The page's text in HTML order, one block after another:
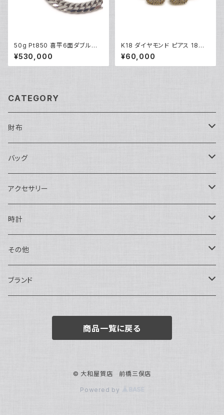
50g Pt850 喜平6面ダブルネッ
クレス プラチナ ネックレスチェ
ーン Y05262
¥530,000
K18 ダイヤモンド ピアス 18金
フックピアス Y05252
¥60,000
CATEGORY
財布
長財布
二つ折り
バッグ
ショルダーバッグ・ボディバッグ
ハンドバッグ・ポーチ
トートバッグ
バックパック・リュックサック
ボストンバッグ
アクセサリー
ネックレス
指輪
ピアス・イヤリング
チャーム・キーホルダー
時計
アナログ・機械式
アナログ・クォーツ
その他
ペン・万年筆
ブランド
BOTTEGA VENETA
商品一覧に戻る
© 大和屋質店 前橋三俣店
Powered by